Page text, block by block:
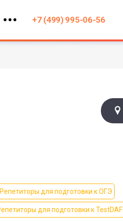
+7 (499) 995-06-56
Репетиторы для подготовки к ОГЭ
для подготовки к TestDAF